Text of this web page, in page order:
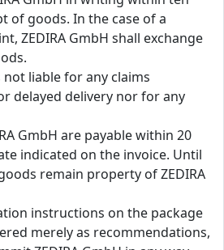
of goods. In the case of a
ZEDIRA GmbH shall exchange
not liable for any claims
delayed delivery nor for any
GmbH are payable within 20
indicated on the invoice. Until
remain property of ZEDIRA
instructions on the package
merely as recommendations,